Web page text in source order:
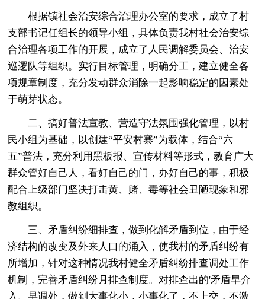
根据镇社会治安综合治理办公室的要求，成立了村
支部书记任组长的领导小组，具体负责我村社会治安综
合治理各项工作的开展，成立了人民调解委员会、治安
巡逻队等组织。实行目标管理，明确分工，建立健全各
项规章制度，充分发动群众消除一起影响稳定的因素处
于萌芽状态。
二、搞好普法宣教、营造守法氛围强化管理，以村
民小组为基础，以创建“平安村寨”为载体，结合“六
五”普法，充分利用黑板报、宣传材料等形式，教育广大
群众管好自己人，看好自己的门，办好自己的事，积极
配合上级部门坚决打击黄、赌、毒等社会丑陋现象和邪
教组织。
三、矛盾纠纷细排查，做到化解矛盾到位，由于经
济结构的改变及外来人口的涌入，使我村的矛盾纠纷有
所增加，针对这种情况我村健全矛盾纠纷排查调处工作
机制，完善矛盾纠纷月排查制度。对排查出的'矛盾早介
入、早调处，做到大事化小，小事化了，不上交，不激